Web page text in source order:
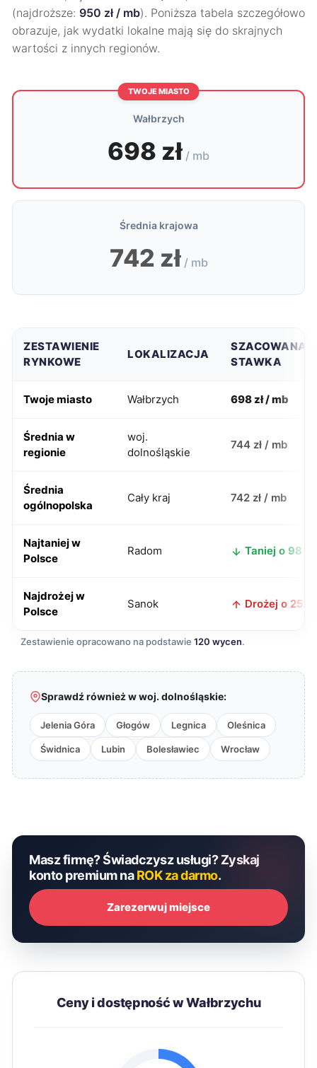
(najdroższe: 950 zł / mb). Poniższa tabela szczegółowo
obrazuje, jak wydatki lokalne mają się do skrajnych
wartości z innych regionów.
TWOJE MIASTO
Wałbrzych
698 zł / mb
Średnia krajowa
742 zł / mb
ZESTAWIENIE
RYNKOWE
LOKALIZACJA
SZACOWANA
STAWKA
Twoje miasto Wałbrzych 698 zł / mb
Średnia w
regionie
woj.
dolnośląskie
744 zł / mb
Średnia
ogólnopolska
Cały kraj 742 zł / mb
Najtaniej w
Polsce
Radom Taniej o 98 zł
Najdrożej w
Polsce
Sanok Drożej o 252
Zestawienie opracowano na podstawie 120 wycen.
Sprawdź również w woj. dolnośląskie:
Jelenia Góra Głogów Legnica Oleśnica
Świdnica Lubin Bolesławiec Wrocław
Masz firmę? Świadczysz usługi? Zyskaj
konto premium naROK za darmo.
Zarezerwuj miejsce
Ceny i dostępność w Wałbrzychu